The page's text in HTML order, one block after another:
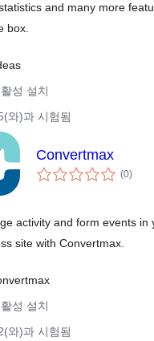
and many more
box.
성 설치
와)과 시험됨
Convertmax
(0전
체)
activity and form events in
site with Convertmax.
성 설치
와)과 시험됨